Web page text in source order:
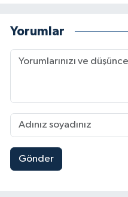
Yorumlar
Gönder